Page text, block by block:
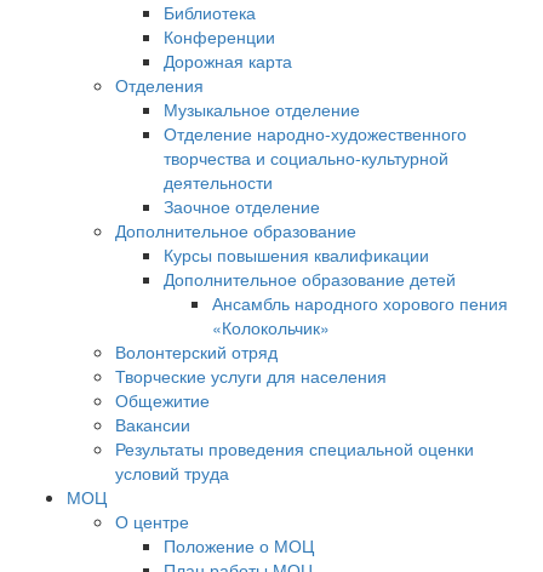
Библиотека
Конференции
Дорожная карта
Отделения
Музыкальное отделение
Отделение народно-художественного
творчества и социально-культурной
деятельности
Заочное отделение
Дополнительное образование
Курсы повышения квалификации
Дополнительное образование детей
Ансамбль народного хорового пения
«Колокольчик»
Волонтерский отряд
Творческие услуги для населения
Общежитие
Вакансии
Результаты проведения специальной оценки
условий труда
МОЦ
О центре
Положение о МОЦ